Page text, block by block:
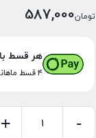
تومان587,000
هر قسط
۴ قسط ماهانه. بدون سود، چک و ضامن.
-
+